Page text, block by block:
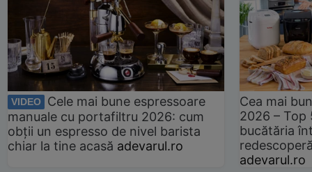
VIDEO
Cele mai bune espressoare
manuale cu portafiltru 2026: cum
obții un espresso de nivel barista
chiar la tine acasă adevarul.ro
Cea mai
2026 –
bucătăria
adevarul.ro